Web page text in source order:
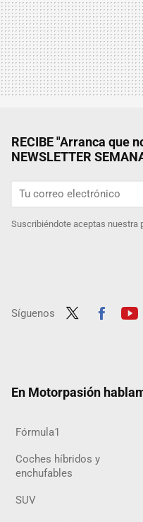
RECIBE "Arranca que
NEWSLETTER
Suscribiéndote aceptas nuestra
Síguenos
En Motorpasión
Fórmula1
Coches híbridos y
enchufables
SUV